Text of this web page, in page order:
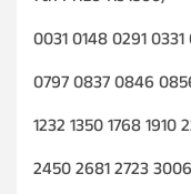
0031 0148 0291
0797 0837 0846
1232 1350 1768 1910
2450 2681 2723